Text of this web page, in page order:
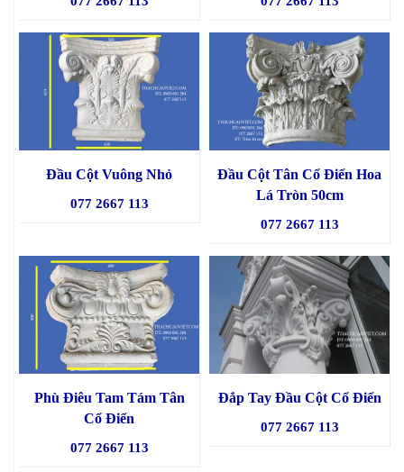
Đầu Cột Vuông Nhỏ
077 2667 113
Đầu Cột Tân Cổ Điển Hoa
Lá Tròn 50cm
077 2667 113
Phù Điêu Tam Tám Tân
Cổ Điển
077 2667 113
Đắp Tay Đầu Cột Cổ Điển
077 2667 113